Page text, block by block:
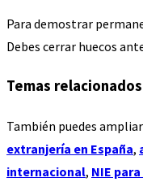
Para demostrar
Debes cerrar huecos
Temas relacionados
También puedes
extranjería en España,
internacional, NIE